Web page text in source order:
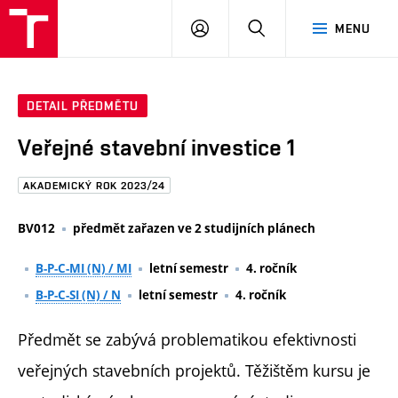
Brno
MENU
PŘIHLÁSIT
DETAIL PŘEDMĚTU
Veřejné stavební investice 1
AKADEMICKÝ ROK 2023/24
BV012 předmět zařazen ve 2 studijních plánech
B-P-C-MI (N) / MI letní semestr
4. ročník
B-P-C-SI (N) / N
letní semestr 4. ročník
Předmět se zabývá problematikou efektivnosti
veřejných stavebních projektů. Těžištěm kursu je